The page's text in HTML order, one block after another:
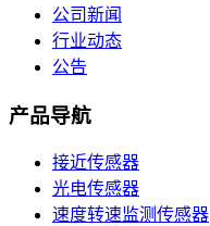
公司新闻
行业动态
公告
产品导航
接近传感器
光电传感器
速度转速监测传感器